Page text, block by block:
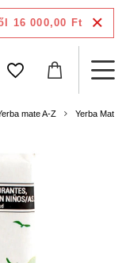
16 000,00 Ft
mate A-Z Yerba Mate